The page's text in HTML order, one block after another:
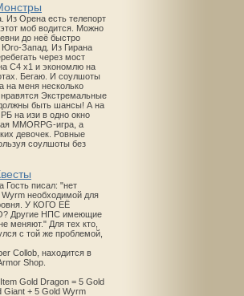
Из Орена есть телепорт
моб водится. Можно
до неё быстро
Юго-Запад. Из Гирана
через мост
С4 х1 и экономлю на
Бегаю. И соулшоты
на меня несколько
Экстремальные
быть шансы! А на
на изи в одно окно
MMORPG-игра, а
девочек. Ровные
соулшоты без
Гость писал: "нет
необходимой для
У КОГО ЕЁ
НПС имеющие
меняют." Для тех кто,
с той же проблемой,
Collob, находится в
Shop.
Gold Dragon = 5 Gold
Giant + 5 Gold Wyrm